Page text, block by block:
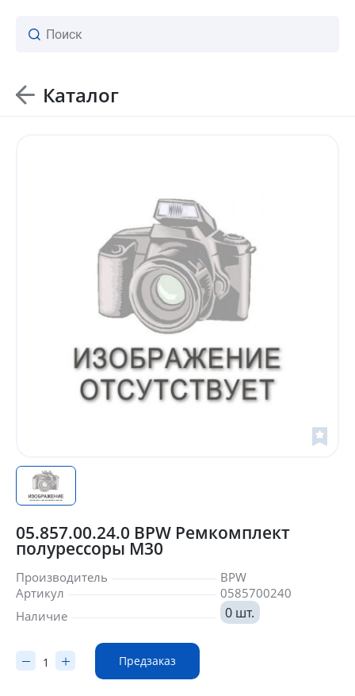
Каталог
05.857.00.24.0 BPW Ремкомплект
полурессоры M30
Производитель
BPW
Артикул
0585700240
Наличие
0 шт.
Предзаказ